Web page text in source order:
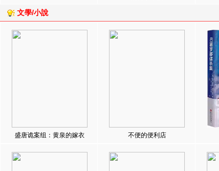
文學/小說
盛唐诡案组：黄泉的嫁衣 不便的便利店